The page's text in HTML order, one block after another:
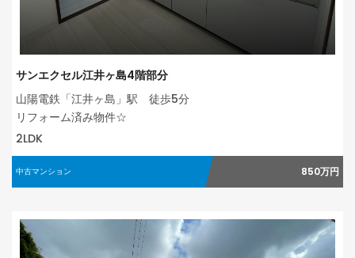
サンエクセル江井ヶ島4階部分
山陽電鉄「江井ヶ島」駅 徒歩5分
リフォーム済み物件☆
2LDK
中古マンション 850万円